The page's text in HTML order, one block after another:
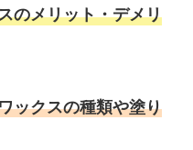
のメリット・デメリ
ックスの種類や塗り